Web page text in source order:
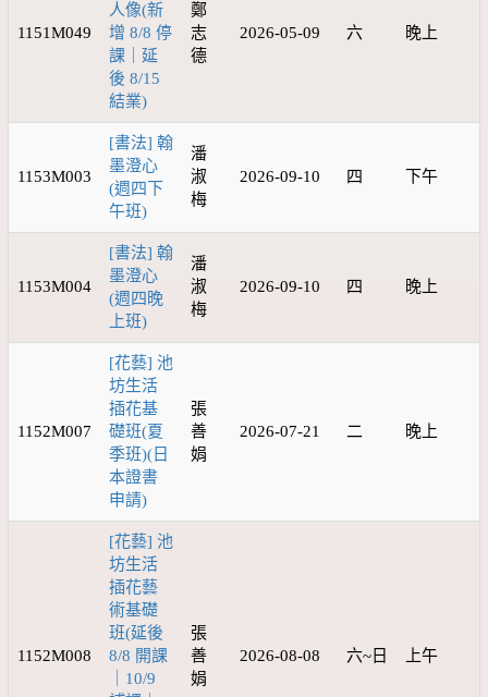
1151M049
人像(新
增 8/8 停
課｜延
後 8/15
結業)
鄭
志
德
2026-05-09 六 晚上
1153M003
[書法] 翰
墨澄心
(週四下
午班)
潘
淑
梅
2026-09-10 四 下午
1153M004
[書法] 翰
墨澄心
(週四晚
上班)
潘
淑
梅
2026-09-10 四 晚上
1152M007
[花藝] 池
坊生活
插花基
礎班(夏
季班)(日
本證書
申請)
張
善
娟
2026-07-21 二 晚上
1152M008
[花藝] 池
坊生活
插花藝
術基礎
班(延後
8/8 開課
｜10/9
張
善
娟
2026-08-08 六~日 上午